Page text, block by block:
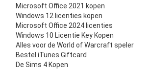
Microsoft Office 2021 kopen
Windows 12 licenties kopen
Microsoft Office 2024 licenties
Windows 10 Licentie Key Kopen
Alles voor de World of Warcraft speler
Bestel iTunes Giftcard
De Sims 4 Kopen